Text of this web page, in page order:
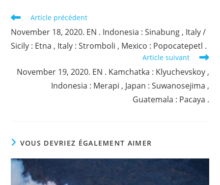
Read
articles
Article précédent
November 18, 2020. EN . Indonesia : Sinabung , Italy /
Sicily : Etna , Italy : Stromboli , Mexico : Popocatepetl .
Article suivant
November 19, 2020. EN . Kamchatka : Klyuchevskoy ,
Indonesia : Merapi , Japan : Suwanosejima ,
Guatemala : Pacaya .
VOUS DEVRIEZ ÉGALEMENT AIMER